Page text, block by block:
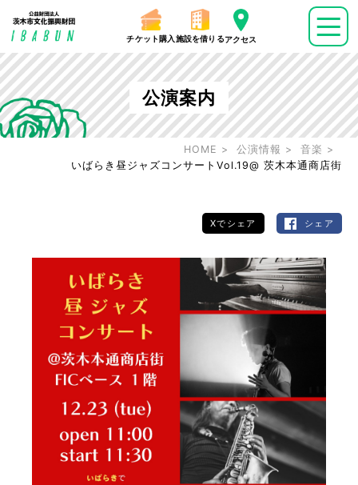
チケット購入 施設を借りるアクセス
公演案内
HOME 公演情報
音楽
いばらき昼ジャズコンサートVol.19@ 茨木本通商店街
Xでシェア シェア